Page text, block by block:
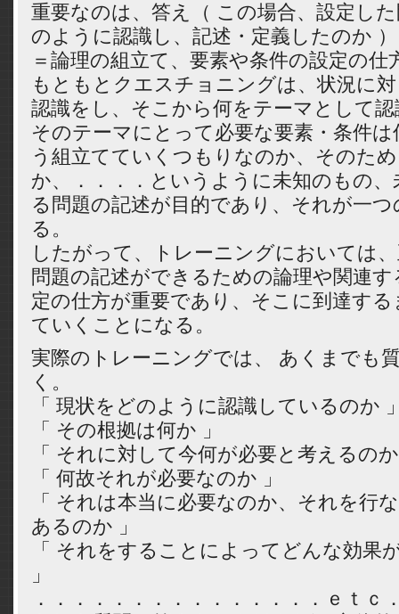
重要なのは、答え（ この場合、設定し
のように認識し、記述・定義したのか
＝論理の組立て、要素や条件の設定の仕
もともとクエスチョニングは、状況に
認識をし、そこから何をテーマとして
そのテーマにとって必要な要素・条件
う組立てていくつもりなのか、そのた
か、．．．．というように未知のもの
る問題の記述が目的であり、それが一
る。
したがって、トレーニングにおいては
問題の記述ができるための論理や関連す
定の仕方が重要であり、そこに到達す
ていくことになる。
実際のトレーニングでは、 あくまでも
く。
「 現状をどのように認識しているのか
「 その根拠は何か 」
「 それに対して今何が必要と考えるの
「 何故それが必要なのか 」
「 それは本当に必要なのか、それを行
あるのか 」
「 それをすることによってどんな効果
」
．．．．．．．．．．．．．．．ｅｔｃ